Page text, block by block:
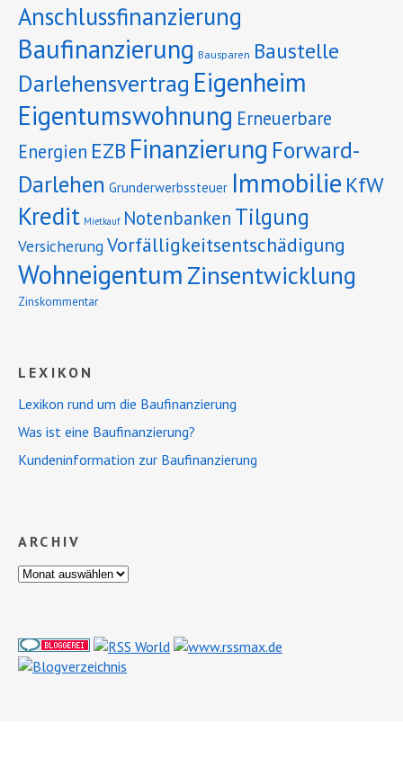
Anschlussfinanzierung
Baufinanzierung Bausparen Baustelle
Darlehensvertrag Eigenheim
Eigentumswohnung Erneuerbare
Energien EZB Finanzierung Forward-
Darlehen Grunderwerbssteuer Immobilie KfW
Kredit Mietkauf Notenbanken Tilgung
VersicherungVorfälligkeitsentschädigung
Wohneigentum Zinsentwicklung
Zinskommentar
LEXIKON
Lexikon rund um die Baufinanzierung
Was ist eine Baufinanzierung?
Kundeninformation zur Baufinanzierung
ARCHIV